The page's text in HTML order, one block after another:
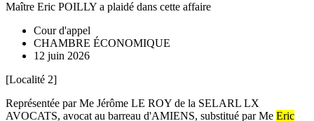
Maître Eric POILLY a plaidé dans cette affaire
Cour d'appel
CHAMBRE ÉCONOMIQUE
12 juin 2026
[Localité 2]
Représentée par Me Jérôme LE ROY de la SELARL LX
AVOCATS, avocat au barreau d'AMIENS, substitué par Me Eric